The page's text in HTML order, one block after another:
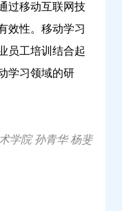
过移动互联网技
效性。移动学习
员工培训结合起
学习领域的研
学院 孙青华 杨斐